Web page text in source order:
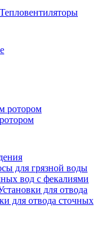
Тепловентиляторы
ротором
для грязной воды
вод c фекалиями
для отвода
для отвода сточных